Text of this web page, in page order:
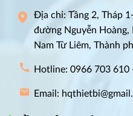
Địa chỉ: Tầng 2, Tháp
đường Nguyễn
Nam Từ Liêm, Thành
Hotline: 0966 703 610
Email: